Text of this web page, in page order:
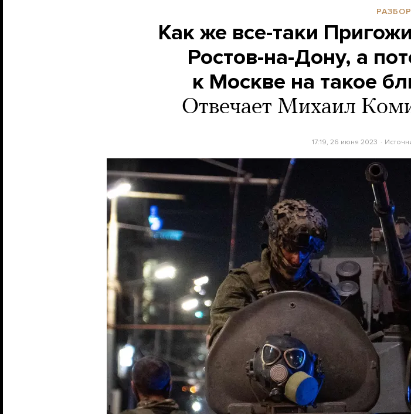
РАЗБОР
Как же все-таки
Ростов-на-Дону, а
к Москве на такое
Отвечает Михаил
17:19, 26 июня 2023